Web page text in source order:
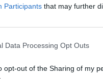
Participants that may further
Data Processing Opt Outs
opt-out of the Sharing of my
autotrasporto
General
autotrasporto
General